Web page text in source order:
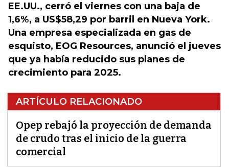
EE.UU., cerró el viernes con una baja de
1,6%, a US$58,29 por barril en Nueva York.
Una empresa especializada en gas de
esquisto, EOG Resources, anunció el jueves
que ya había reducido sus planes de
crecimiento para 2025.
ARTÍCULO RELACIONADO
Opep rebajó la proyección de demanda
de crudo tras el inicio de la guerra
comercial